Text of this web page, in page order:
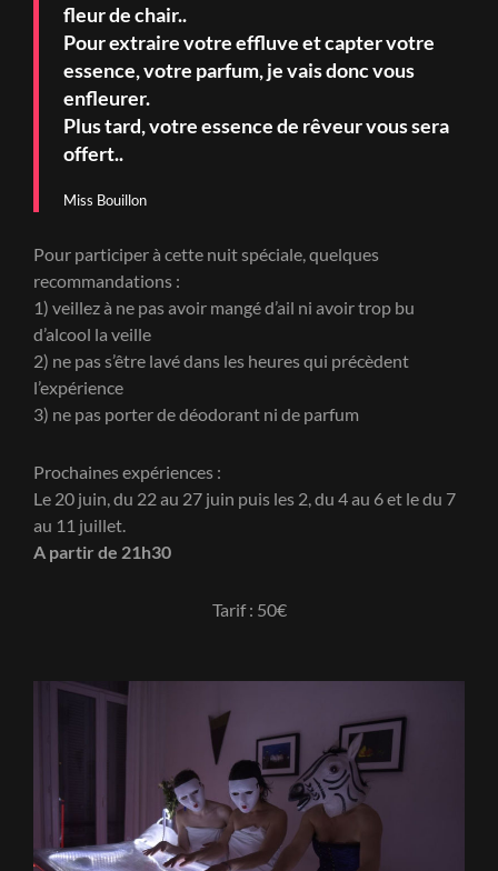
fleur de chair..
Pour extraire votre effluve et capter votre
essence, votre parfum, je vais donc vous
enfleurer.
Plus tard, votre essence de rêveur vous sera
offert..
Miss Bouillon
Pour participer à cette nuit spéciale, quelques
recommandations :
1) veillez à ne pas avoir mangé d’ail ni avoir trop bu
d’alcool la veille
2) ne pas s’être lavé dans les heures qui précèdent
l’expérience
3) ne pas porter de déodorant ni de parfum
Prochaines expériences :
Le 20 juin, du 22 au 27 juin puis les 2, du 4 au 6 et le du 7
au 11 juillet.
A partir de 21h30
Tarif : 50€